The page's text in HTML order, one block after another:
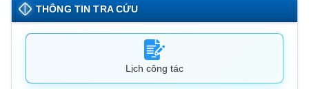
THÔNG TIN TRA CỨU
Lịch công tác